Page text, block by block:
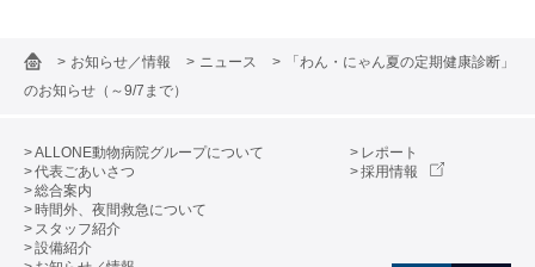
お知らせ／情報 ニュース
「わん・にゃん夏の定期健康診断」
のお知らせ（～9/7まで）
ALLONE動物病院グループについて
代表ごあいさつ
総合案内
時間外、夜間救急について
スタッフ紹介
設備紹介
レポート
採用情報